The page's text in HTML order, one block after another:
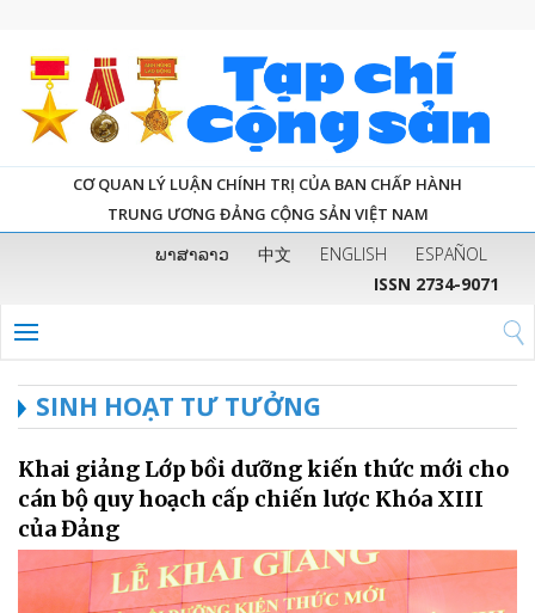
CƠ QUAN LÝ LUẬN CHÍNH TRỊ CỦA BAN CHẤP HÀNH
TRUNG ƯƠNG ĐẢNG CỘNG SẢN VIỆT NAM
ພາສາລາວ 中文 ENGLISH
ESPAÑOL
ISSN 2734-9071
SINH HOẠT TƯ TƯỞNG
Khai giảng Lớp bồi dưỡng kiến thức mới cho
cán bộ quy hoạch cấp chiến lược Khóa XIII
của Đảng